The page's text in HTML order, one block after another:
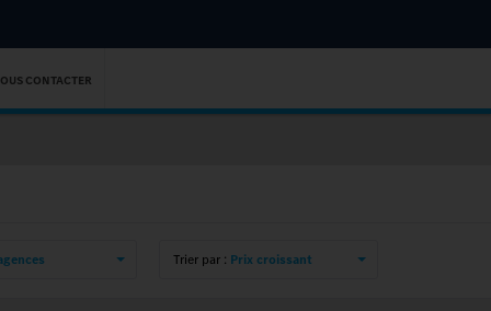
CONTACTER
Trier par : Prix croissant